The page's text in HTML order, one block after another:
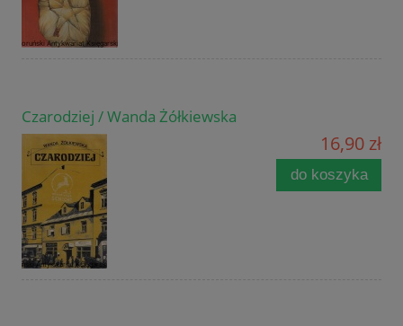
Czarodziej / Wanda Żółkiewska
16,90 zł
do koszyka